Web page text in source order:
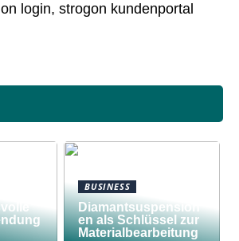
login, strogon kundenportal
BUSINESS
Diamantsuspension
en als Schlüssel zur
Materialbearbeitung